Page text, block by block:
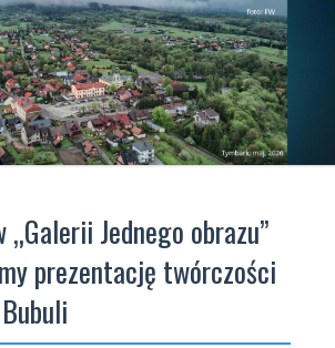
„Galerii Jednego obrazu”
prezentację twórczości